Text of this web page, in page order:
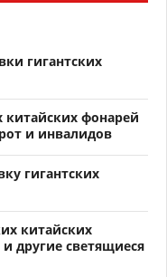
гигантских
китайских фонарей
и инвалидов
гигантских
китайских
другие светящиеся